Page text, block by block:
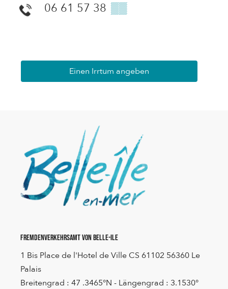
06 61 57 38 ▒▒
Einen Irrtum angeben
Fremdenverkehrsamt von Belle-Ile
1 Bis Place de l'Hotel de Ville CS 61102 56360 Le
Palais
Breitengrad : 47 .3465°N - Längengrad : 3.1530°